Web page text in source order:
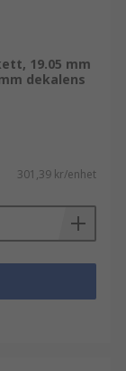
19.05 mm
dekalens
301,39 kr/enhet